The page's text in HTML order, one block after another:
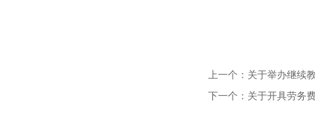
上一个： 关于举办继续
下一个： 关于开具劳务